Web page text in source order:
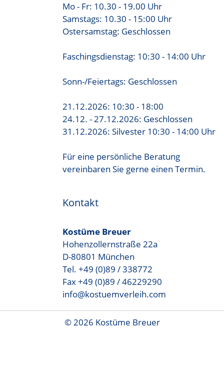
Mo - Fr: 10.30 - 19.00 Uhr
Samstags: 10.30 - 15:00 Uhr
Ostersamstag: Geschlossen
Faschingsdienstag: 10:30 - 14:00 Uhr
Sonn-/Feiertags: Geschlossen
21.12.2026: 10:30 - 18:00
24.12. - 27.12.2026: Geschlossen
31.12.2026: Silvester 10:30 - 14:00 Uhr
Für eine persönliche Beratung
vereinbaren Sie gerne einen Termin.
Kontakt
Kostüme Breuer
Hohenzollernstraße 22a
D-80801 München
Tel. +49 (0)89 / 338772
Fax +49 (0)89 / 46229290
info@kostuemverleih.com
© 2026 Kostüme Breuer